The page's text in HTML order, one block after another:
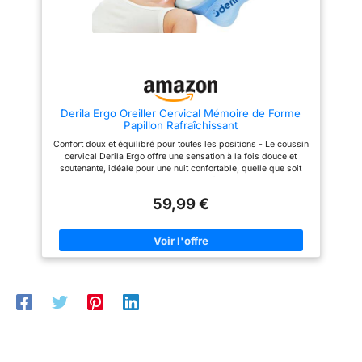
n’est pas lavable. Matériaux
nocives connues) ; matériaux
REACH. À l’ouverture, une
légère odeur typique de la
normale ; laisser aérer pendant
24–48 h. Achat serein,
assistance en français :
— nous répondons sous 24 h.
cadeau utile et attentionnée pour
ceux qui tiennent à la qualité du
sommeil.
indéformable en cas
d'utilisation intensive. La
douceur de l'oreiller cervical
Cet oreiller pour le cou HOMCA
possède des accoudoirs
coins. Lorsque vous êtes
allongé sur le dos, mettez vos
mains dans les rainures pour
Quelle que soit la direction dans
laquelle vous vous tournez, vos
confortablement dans les
s'enroulent vers l'avant autour
Derila Ergo Oreiller Cervical Mémoire de Forme
Papillon Rafraîchissant
Confort doux et équilibré pour toutes les positions - Le coussin
cervical Derila Ergo offre une sensation à la fois douce et
soutenante, idéale pour une nuit confortable, quelle que soit
forme durable - Fabriqué en oreiller mémoire de forme haute
papillon conserve sa forme au fil du temps et assure un confort
constant tout au long de la nuit. Soutien adapté au cou et aux
épaules - Grâce à sa conception en oreiller cervical et coussin
rafraîchissant et respirant - Cet oreiller rafraîchissant combine
59,99 €